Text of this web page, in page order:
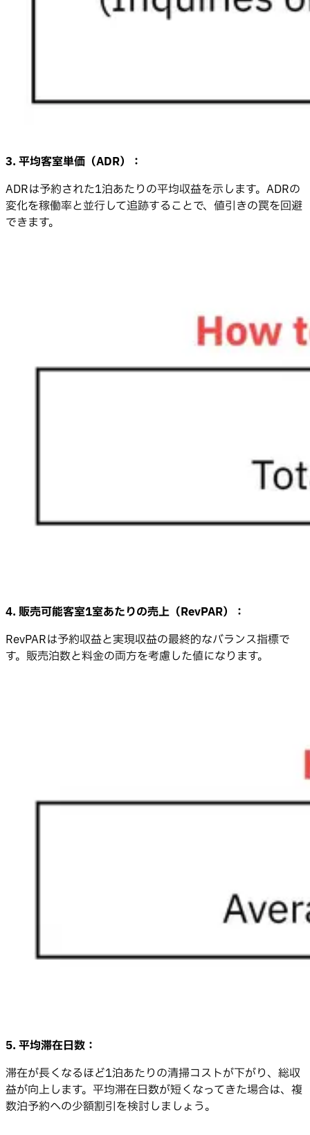
3. 平均客室単価（ADR）：
ADRは予約された1泊あたりの平均収益を示します。ADRの
変化を稼働率と並行して追跡することで、値引きの罠を回避
できます。
4. 販売可能客室1室あたりの売上（RevPAR）：
RevPARは予約収益と実現収益の最終的なバランス指標で
す。販売泊数と料金の両方を考慮した値になります。
5. 平均滞在日数：
滞在が長くなるほど1泊あたりの清掃コストが下がり、総収
益が向上します。平均滞在日数が短くなってきた場合は、複
数泊予約への少額割引を検討しましょう。